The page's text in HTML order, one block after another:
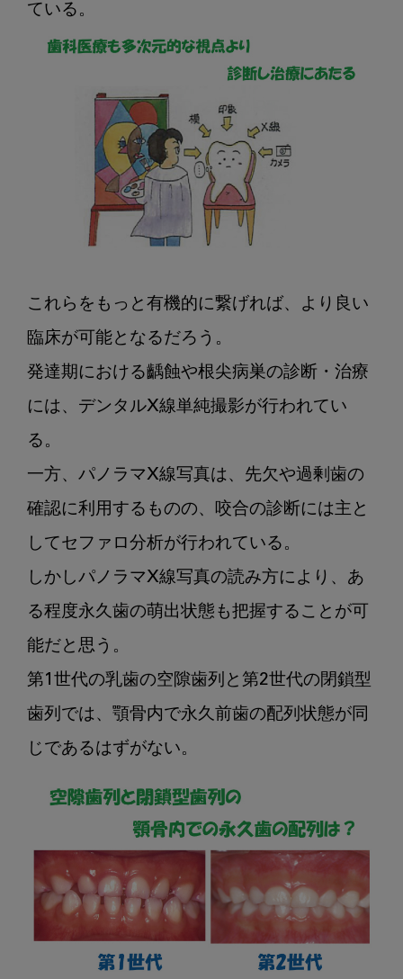
これらをもっと有機的に繋げれば、より良い
臨床が可能となるだろう。
発達期における齲蝕や根尖病巣の診断・治療
には、デンタルX線単純撮影が行われてい
る。
一方、パノラマX線写真は、先欠や過剰歯の
確認に利用するものの、咬合の診断には主と
してセファロ分析が行われている。
しかしパノラマX線写真の読み方により、あ
る程度永久歯の萌出状態も把握することが可
能だと思う。
第1世代の乳歯の空隙歯列と第2世代の閉鎖型
歯列では、顎骨内で永久前歯の配列状態が同